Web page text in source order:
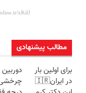
مطالب پیشنهادی
برای اولین بار
در ایران🇮🇷